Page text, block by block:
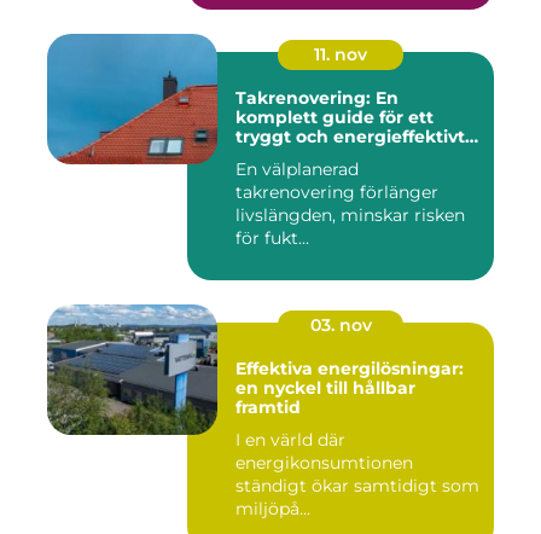
11. nov
Takrenovering: En
komplett guide för ett
tryggt och energieffektivt
En välplanerad
takrenovering förlänger
livslängden, minskar risken
för fukt...
03. nov
Effektiva energilösningar:
en nyckel till hållbar
framtid
I en värld där
energikonsumtionen
ständigt ökar samtidigt som
miljöpå...